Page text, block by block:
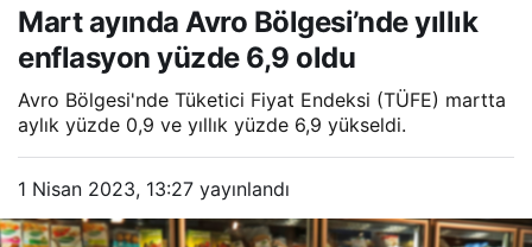
yüzde 6,9 oldu
Mart ayında Avro Bölgesi’nde yıllık
enflasyon yüzde 6,9 oldu
Avro Bölgesi'nde Tüketici Fiyat Endeksi (TÜFE) martta
aylık yüzde 0,9 ve yıllık yüzde 6,9 yükseldi.
1 Nisan 2023, 13:27 yayınlandı